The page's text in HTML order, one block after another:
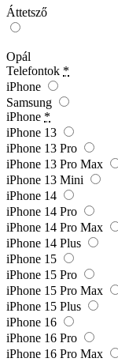
Áttetsző
Opál
Telefontok *
iPhone
Samsung
iPhone *
iPhone 13
iPhone 13 Pro
iPhone 13 Pro Max
iPhone 13 Mini
iPhone 14
iPhone 14 Pro
iPhone 14 Pro Max
iPhone 14 Plus
iPhone 15
iPhone 15 Pro
iPhone 15 Pro Max
iPhone 15 Plus
iPhone 16
iPhone 16 Pro
iPhone 16 Pro Max